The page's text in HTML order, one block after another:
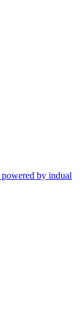
powered by indual